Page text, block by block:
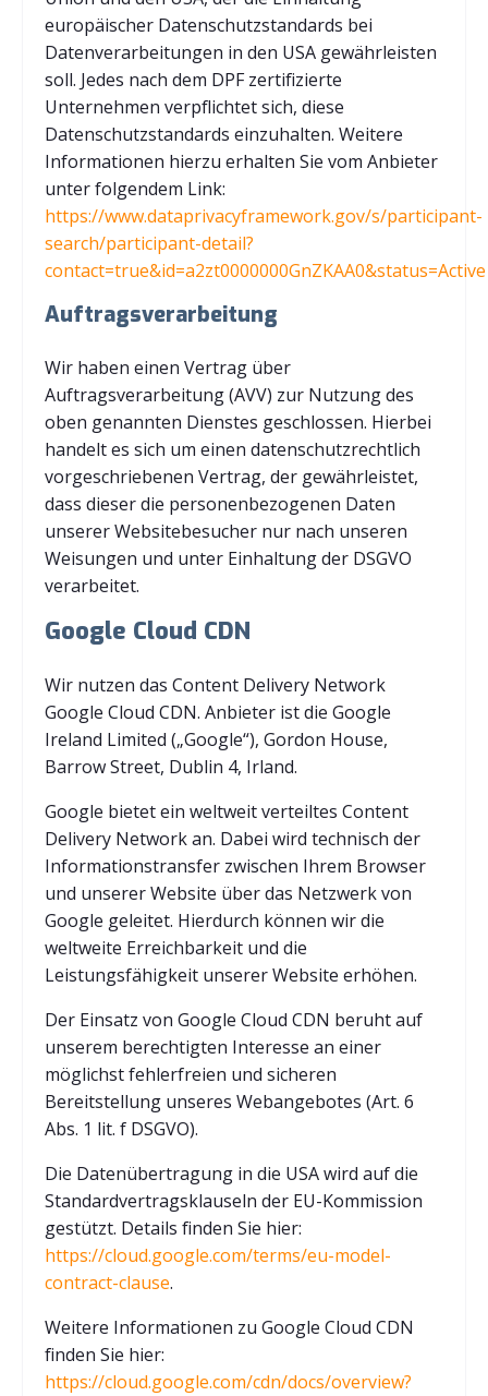
europäischer Datenschutzstandards bei
Datenverarbeitungen in den USA gewährleisten
soll. Jedes nach dem DPF zertifizierte
Unternehmen verpflichtet sich, diese
Datenschutzstandards einzuhalten. Weitere
Informationen hierzu erhalten Sie vom Anbieter
unter folgendem Link:
https://www.dataprivacyframework.gov/s/participant-
search/participant-detail?
contact=true&id=a2zt0000000GnZKAA0&status=Active
Auftragsverarbeitung
Wir haben einen Vertrag über
Auftragsverarbeitung (AVV) zur Nutzung des
oben genannten Dienstes geschlossen. Hierbei
handelt es sich um einen datenschutzrechtlich
vorgeschriebenen Vertrag, der gewährleistet,
dass dieser die personenbezogenen Daten
unserer Websitebesucher nur nach unseren
Weisungen und unter Einhaltung der DSGVO
verarbeitet.
Google Cloud CDN
Wir nutzen das Content Delivery Network
Google Cloud CDN. Anbieter ist die Google
Ireland Limited („Google“), Gordon House,
Barrow Street, Dublin 4, Irland.
Google bietet ein weltweit verteiltes Content
Delivery Network an. Dabei wird technisch der
Informationstransfer zwischen Ihrem Browser
und unserer Website über das Netzwerk von
Google geleitet. Hierdurch können wir die
weltweite Erreichbarkeit und die
Leistungsfähigkeit unserer Website erhöhen.
Der Einsatz von Google Cloud CDN beruht auf
unserem berechtigten Interesse an einer
möglichst fehlerfreien und sicheren
Bereitstellung unseres Webangebotes (Art. 6
Abs. 1 lit. f DSGVO).
Die Datenübertragung in die USA wird auf die
Standardvertragsklauseln der EU-Kommission
gestützt. Details finden Sie hier:
https://cloud.google.com/terms/eu-model-
contract-clause.
Weitere Informationen zu Google Cloud CDN
finden Sie hier:
https://cloud.google.com/cdn/docs/overview?